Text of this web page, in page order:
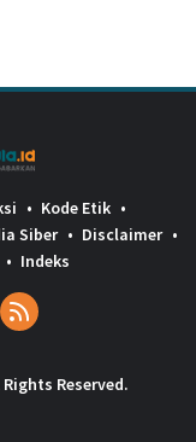
Kode Etik
Siber
Disclaimer
Indeks
Reserved.